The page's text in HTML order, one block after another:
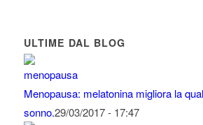
ULTIME DAL BLOG
Menopausa: melatonina migliora la
sonno.29/03/2017 - 17:47